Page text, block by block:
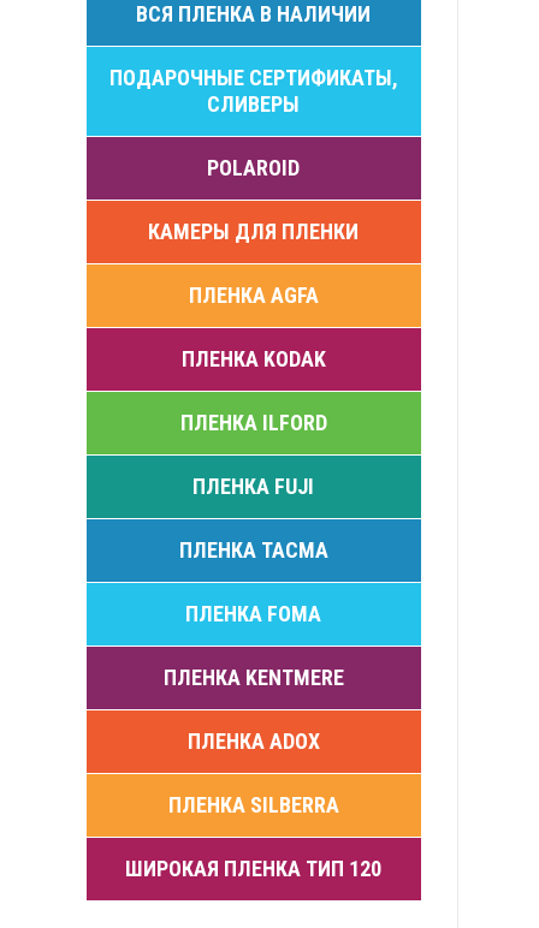
ВСЯ ПЛЕНКА В НАЛИЧИИ
ПОДАРОЧНЫЕ СЕРТИФИКАТЫ,
СЛИВЕРЫ
POLAROID
КАМЕРЫ ДЛЯ ПЛЕНКИ
ПЛЕНКА AGFA
ПЛЕНКА KODAK
ПЛЕНКА ILFORD
ПЛЕНКА FUJI
ПЛЕНКА ТАСМА
ПЛЕНКА FOMA
ПЛЕНКА KENTMERE
ПЛЕНКА ADOX
ПЛЕНКА SILBERRA
ШИРОКАЯ ПЛЕНКА ТИП 120